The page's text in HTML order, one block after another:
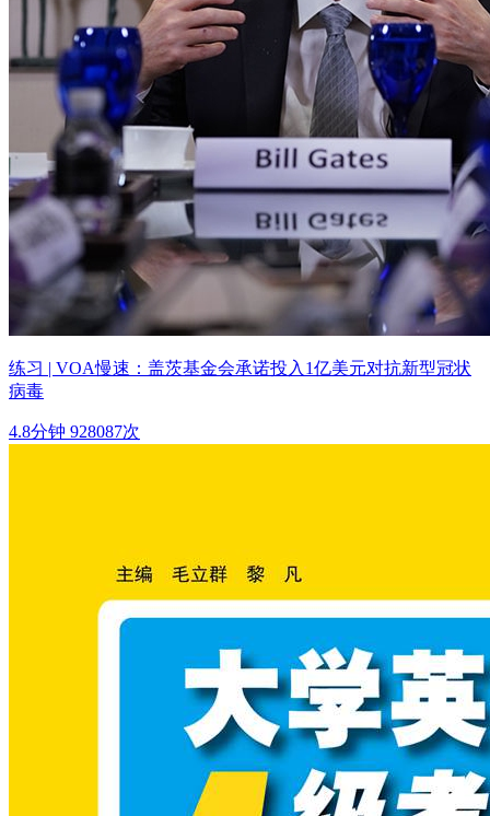
练习 | VOA慢速：盖茨基金会承诺投入1亿美元对抗新型冠状
病毒
4.8分钟 928087次